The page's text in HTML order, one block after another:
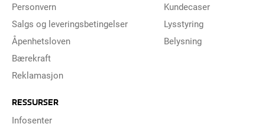
Personvern
Salgs og leveringsbetingelser
Åpenhetsloven
Bærekraft
Reklamasjon
Kundecaser
Lysstyring
Belysning
RESSURSER
Infosenter